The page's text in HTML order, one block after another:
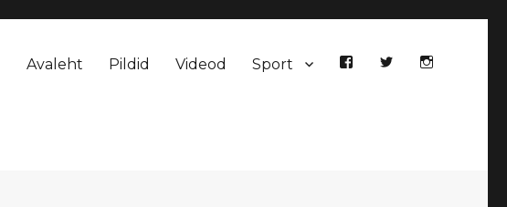
Avaleht Pildid Videod Sport